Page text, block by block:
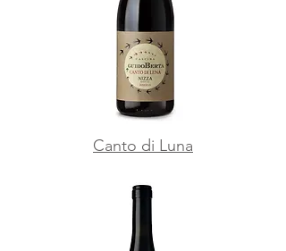
Canto di Luna